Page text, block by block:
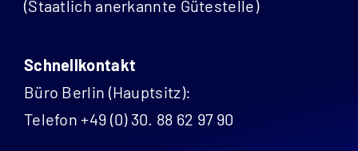
(Staatlich anerkannte Gütestelle)
Schnellkontakt
Büro Berlin (Hauptsitz):
Telefon +49 (0) 30. 88 62 97 90